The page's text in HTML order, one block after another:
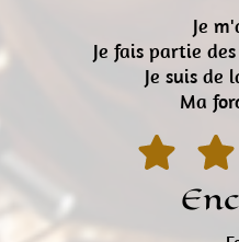
Je
Je fais partie des
Je suis de
Ma